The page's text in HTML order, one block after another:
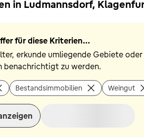
in Ludmannsdorf,
für diese Kriterien...
erkunde umliegende Gebiete
benachrichtigt zu werden.
Bestandsimmobilien Weingut